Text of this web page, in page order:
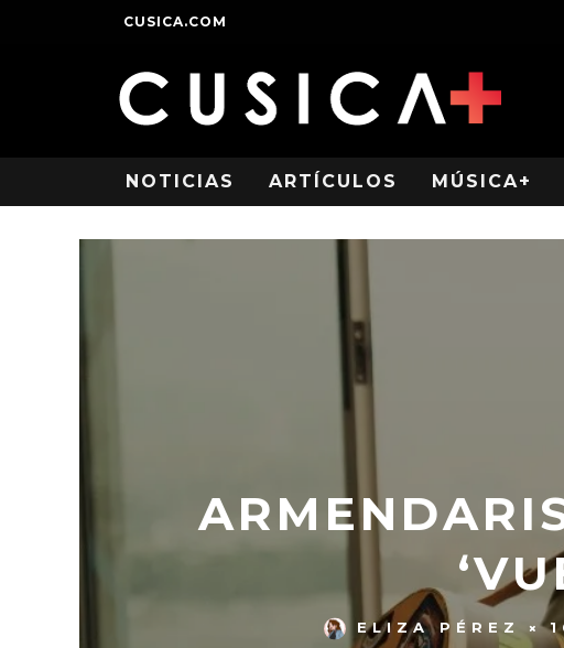
CUSICA.COM
NOTICIAS ARTÍCULOS MÚSICA+
ELIZA PÉREZ